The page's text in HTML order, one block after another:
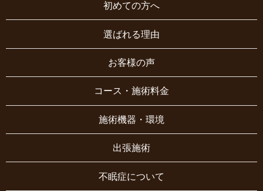
初めての方へ
選ばれる理由
お客様の声
コース・施術料金
施術機器・環境
出張施術
不眠症について